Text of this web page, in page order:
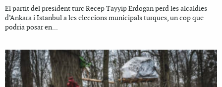
El partit del president turc Recep Tayyip Erdogan perd les alcaldies
d’Ankara i Istanbul a les eleccions municipals turques, un cop que
podria posar en...